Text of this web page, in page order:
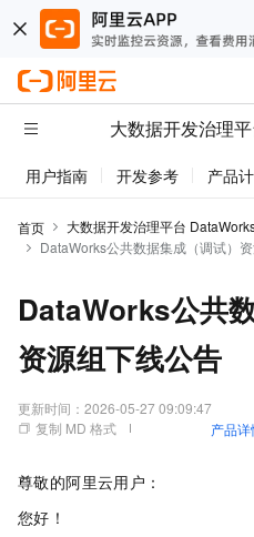
大数据开发治理
用户指南 开发参考 产品
首页 大数据开发治理平台
DataWorks公共数据集成（调试）
DataWorks公共
资源组下线公告
更新时间： 2026-05-27 09:09:47
复制 MD 格式
产品详
尊敬的阿里云用户：
您好！